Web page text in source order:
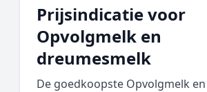
Prijsindicatie voor
Opvolgmelk en
dreumesmelk
De goedkoopste Opvolgmelk en